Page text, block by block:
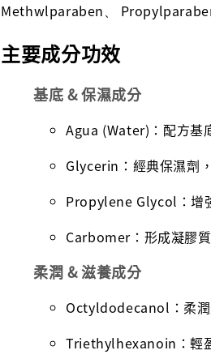
Methwlparaben、
主要成分功效
基底 & 保濕成分
Agua (Water)：配方基
Glycerin：經典保濕劑
Propylene Glycol：增
Carbomer：形成凝膠
柔潤 & 滋養成分
Octyldodecanol：柔潤
Triethylhexanoin：輕